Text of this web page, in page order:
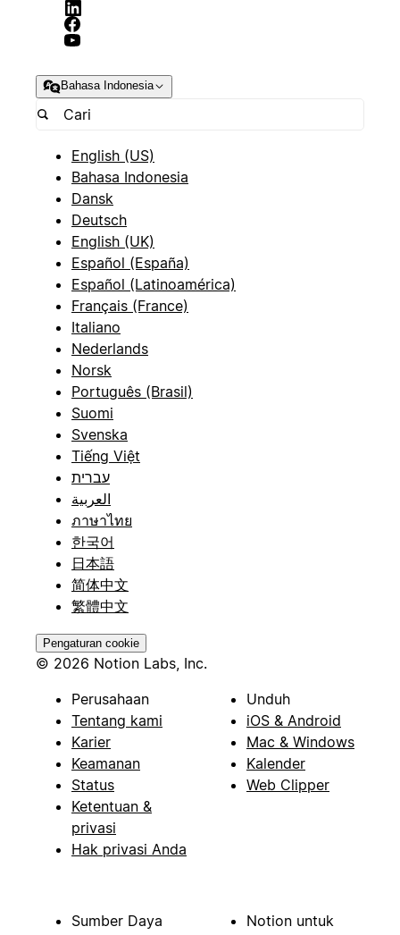
Bahasa Indonesia
English (US)
Bahasa Indonesia
Dansk
Deutsch
English (UK)
Español (España)
Español (Latinoamérica)
Français (France)
Italiano
Nederlands
Norsk
Português (Brasil)
Suomi
Svenska
Tiếng Việt
עברית
العربية
ภาษาไทย
한국어
日本語
简体中文
繁體中文
Pengaturan cookie
© 2026 Notion Labs, Inc.
Perusahaan
Tentang kami
Karier
Keamanan
Status
Ketentuan &
privasi
Hak privasi Anda
Unduh
iOS & Android
Mac & Windows
Kalender
Web Clipper
Sumber Daya
Notion untuk